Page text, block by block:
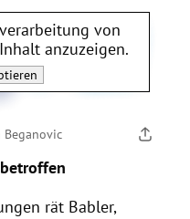
von
anzuzeigen.
Beganovic
rät Babler,